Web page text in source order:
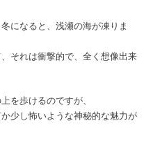
になると、浅瀬の海が凍りま
それは衝撃的で、全く想像出来
を歩けるのですが、
少し怖いような神秘的な魅力が